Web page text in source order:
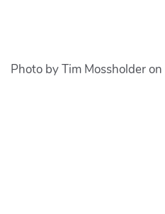
Photo by Tim Mossholder on